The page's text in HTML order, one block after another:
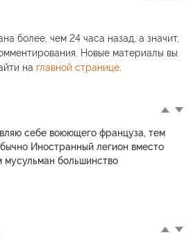
более, чем 24 часа назад, а значит,
Новые материалы вы
на главной странице.
себе воюющего француза, тем
Иностранный легион вместо
мусульман большинство